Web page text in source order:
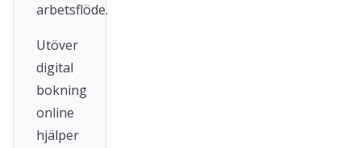
arbetsflöde.
Utöver
digital
bokning
online
hjälper